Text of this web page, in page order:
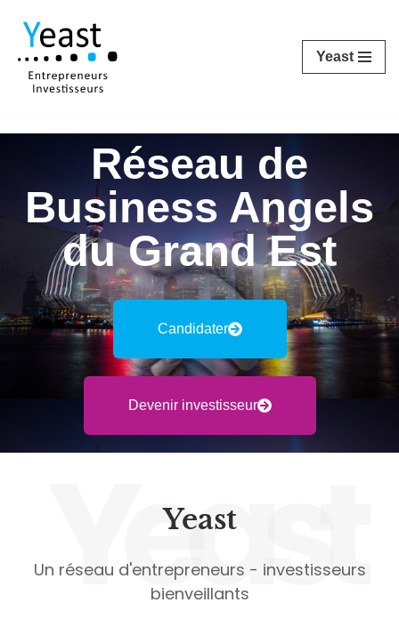
Aller
au
contenu
Yeast
Réseau de
Business Angels
du Grand Est
Candidater
Devenir investisseur
Yeast
Yeast
Un réseau d'entrepreneurs - investisseurs
bienveillants